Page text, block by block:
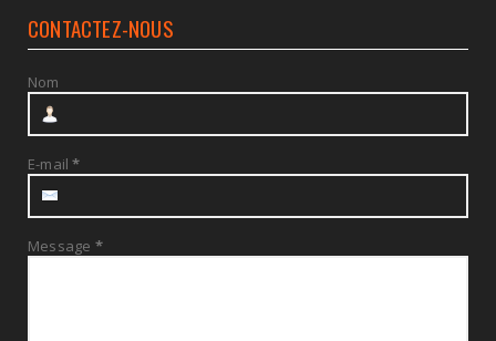
CONTACTEZ-NOUS
Nom
E-mail*
Message *